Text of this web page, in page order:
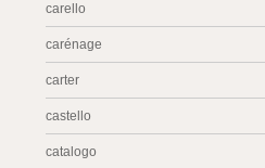
carello
carénage
carter
castello
catalogo